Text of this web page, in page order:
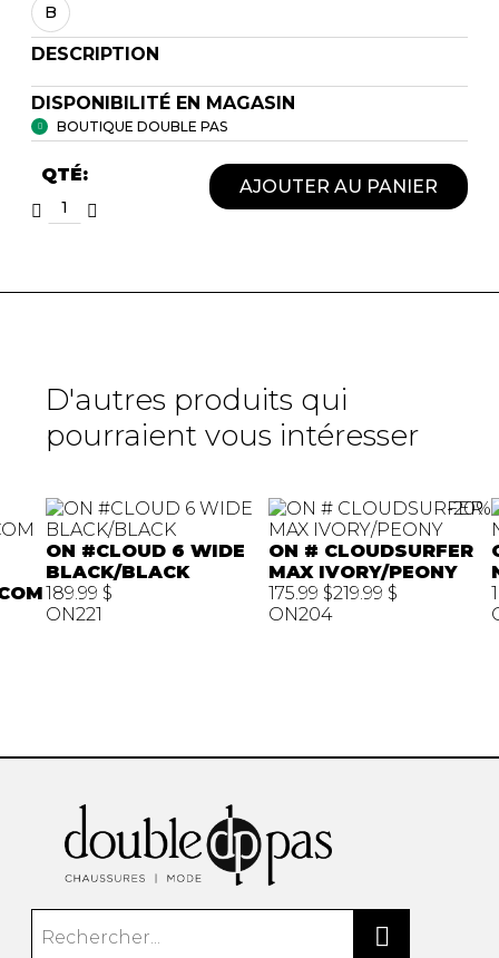
B
DESCRIPTION
DISPONIBILITÉ EN MAGASIN
BOUTIQUE DOUBLE PAS
QTÉ:
AJOUTER AU PANIER
D'autres produits qui
pourraient vous intéresser
ON #CLOUD 6 WIDE
BLACK/BLACK
189.99 $
ON221
-20%
ON # CLOUDSURFER
MAX IVORY/PEONY
175.99 $219.99 $
ON204